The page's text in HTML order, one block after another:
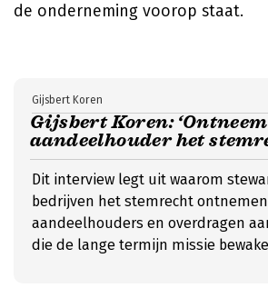
de onderneming voorop staat.
Gijsbert Koren:
aandeelhouder het
Gijsbert Koren
Dit interview legt uit waarom
bedrijven het stemrecht
aandeelhouders en overdragen
die de lange termijn missie